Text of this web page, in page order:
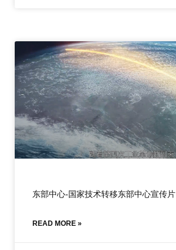
东部中心-国家技术转移东部中心宣传片
READ MORE »